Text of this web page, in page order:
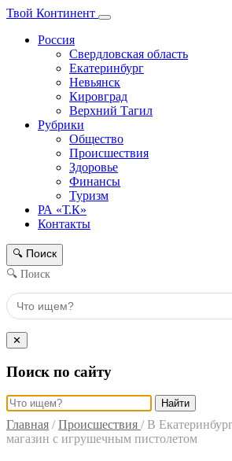
Твой Континент
Россия
Свердловская область
Екатеринбург
Невьянск
Кировград
Верхний Тагил
Рубрики
Общество
Происшествия
Здоровье
Финансы
Туризм
РА «Т.К»
Контакты
🔍 Поиск
🔍 Поиск
✕
Поиск по сайту
Найти
Главная / Происшествия / В
магазин с игрушечным пистолетом